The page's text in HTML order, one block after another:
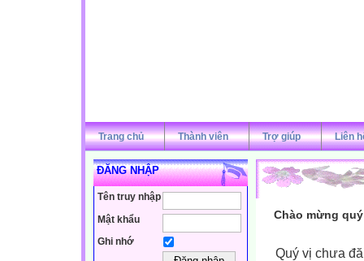
Trang chủ Thành viên Trợ giúp Liên
ĐĂNG NHẬP
Tên truy nhập
Mật khẩu
Ghi nhớ
Chào mừng
Quý vị chưa